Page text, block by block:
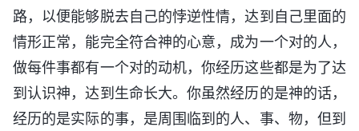
路，以便能够脱去自己的悖逆性情，达到自己里面的
情形正常，能完全符合神的心意，成为一个对的人，
做每件事都有一个对的动机，你经历这些都是为了达
到认识神，达到生命长大。你虽然经历的是神的话，
经历的是实际的事，是周围临到的人、事、物，但到